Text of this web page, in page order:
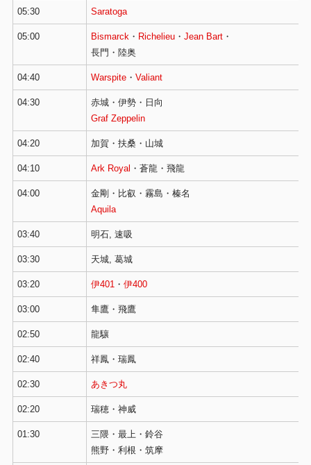
05:30 Saratoga
05:00 Bismarck ・ Richelieu・ Jean Bart・
長門・陸奥
04:40 Warspite・ Valiant
04:30
赤城・伊勢・日向
Graf Zeppelin
04:20 加賀・扶桑・山城
04:10 Ark Royal ・蒼龍・飛龍
04:00
金剛・比叡・霧島・榛名
Aquila
03:40 明石, 速吸
03:30 天城, 葛城
03:20 伊401 ・ 伊400
03:00 隼鷹・飛鷹
02:50 龍驤
02:40 祥鳳・瑞鳳
02:30 あきつ丸
02:20 瑞穂・神威
01:30
三隈・最上・鈴谷
熊野・利根・筑摩